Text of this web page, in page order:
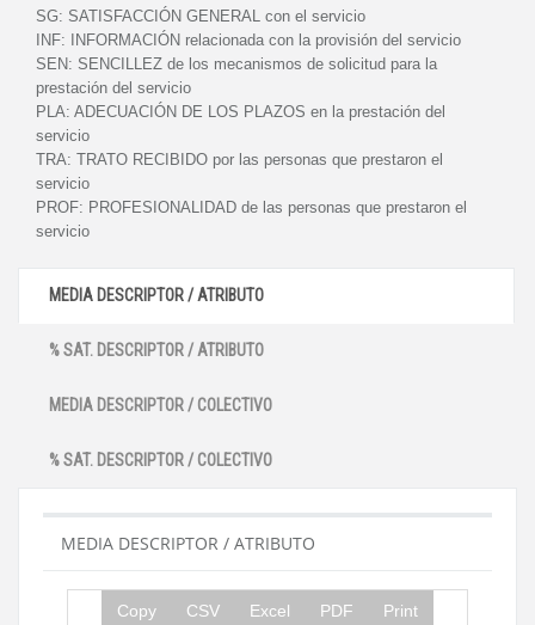
SG: SATISFACCIÓN GENERAL con el servicio
INF:
INFORMACIÓN relacionada con la provisión del servicio
SEN: SENCILLEZ de los mecanismos de solicitud para la
prestación del servicio
PLA: ADECUACIÓN DE LOS PLAZOS en la prestación del
servicio
TRA: TRATO RECIBIDO por las personas que prestaron el
servicio
PROF: PROFESIONALIDAD de las personas que prestaron el
servicio
MEDIA DESCRIPTOR / ATRIBUTO
% SAT. DESCRIPTOR / ATRIBUTO
MEDIA DESCRIPTOR / COLECTIVO
% SAT. DESCRIPTOR / COLECTIVO
MEDIA DESCRIPTOR / ATRIBUTO
Copy CSV Excel PDF Print